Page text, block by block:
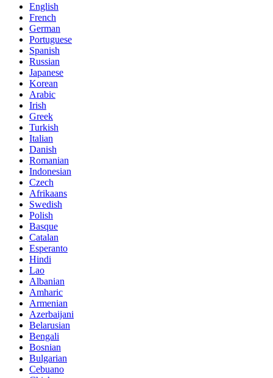
English
French
German
Portuguese
Spanish
Russian
Japanese
Korean
Arabic
Irish
Greek
Turkish
Italian
Danish
Romanian
Indonesian
Czech
Afrikaans
Swedish
Polish
Basque
Catalan
Esperanto
Hindi
Lao
Albanian
Amharic
Armenian
Azerbaijani
Belarusian
Bengali
Bosnian
Bulgarian
Cebuano